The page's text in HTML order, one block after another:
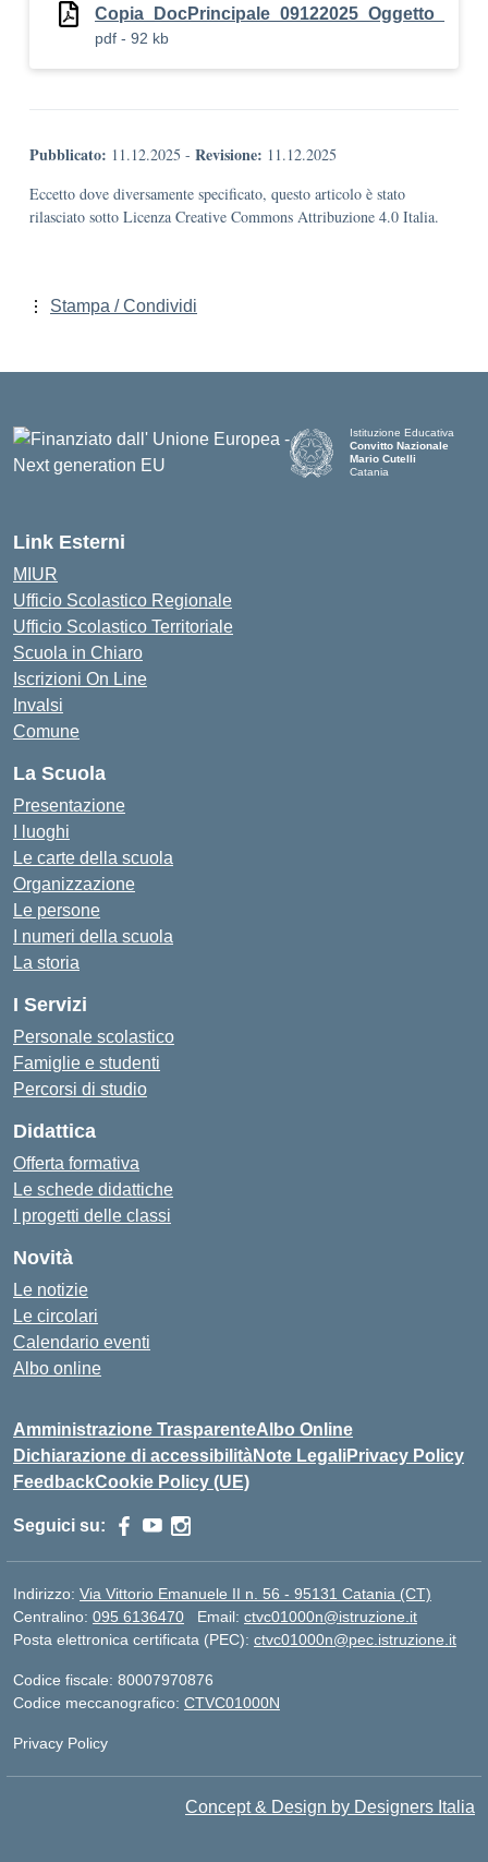
Copia_DocPrincipale_09122025_Oggetto_
pdf - 92 kb
Pubblicato: 11.12.2025 - Revisione: 11.12.2025
Eccetto dove diversamente specificato, questo articolo è stato
rilasciato sotto Licenza Creative Commons Attribuzione 4.0 Italia.
Stampa / Condividi
Istituzione Educativa
Convitto Nazionale
Mario Cutelli
Catania
Link Esterni
MIUR
Ufficio Scolastico Regionale
Ufficio Scolastico Territoriale
Scuola in Chiaro
Iscrizioni On Line
Invalsi
Comune
La Scuola
Presentazione
I luoghi
Le carte della scuola
Organizzazione
Le persone
I numeri della scuola
La storia
I Servizi
Personale scolastico
Famiglie e studenti
Percorsi di studio
Didattica
Offerta formativa
Le schede didattiche
I progetti delle classi
Novità
Le notizie
Le circolari
Calendario eventi
Albo online
Amministrazione TrasparenteAlbo Online
Dichiarazione di accessibilitàNote LegaliPrivacy Policy
FeedbackCookie Policy (UE)
Seguici su:
Indirizzo: Via Vittorio Emanuele II n. 56 - 95131 Catania (CT)
Centralino: 095 6136470 Email: ctvc01000n@istruzione.it
Posta elettronica certificata (PEC): ctvc01000n@pec.istruzione.it
Codice fiscale: 80007970876
Codice meccanografico: CTVC01000N
Privacy Policy
Concept & Design by Designers Italia